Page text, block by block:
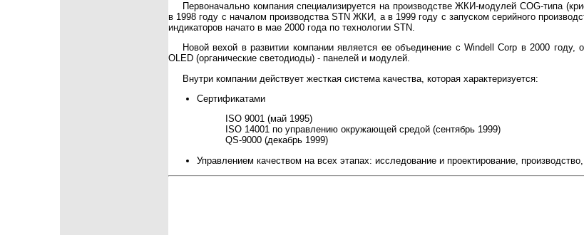
Первоначально компания специализируется на производстве ЖКИ-модулей COG-типа
в 1998 году с началом производства STN ЖКИ, а в 1999 году с запуском серийного
индикаторов начато в мае 2000 года по технологии STN.
Новой вехой в развитии компании является ее объединение с Windell Corp в 2000 году,
OLED (органические светодиоды) - панелей и модулей.
Внутри компании действует жесткая система качества, которая характеризуется:
Сертификатами
ISO 9001 (май 1995)
ISO 14001 по управлению окружающей средой (сентябрь 1999)
QS-9000 (декабрь 1999)
Управлением качеством на всех этапах: исследование и проектирование,